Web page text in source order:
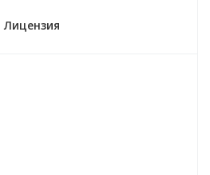
Лицензия